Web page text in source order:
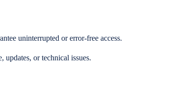
uninterrupted or error-free access.
updates, or technical issues.